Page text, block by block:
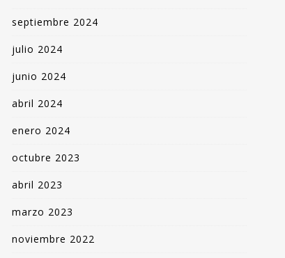
septiembre 2024
julio 2024
junio 2024
abril 2024
enero 2024
octubre 2023
abril 2023
marzo 2023
noviembre 2022